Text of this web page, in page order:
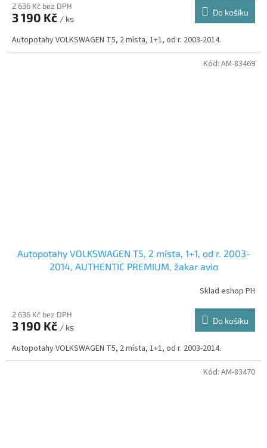
2 636 Kč bez DPH
3 190 Kč / ks
Do košíku
Autopotahy VOLKSWAGEN T5, 2 místa, 1+1, od r. 2003-2014.
Autopotahy VOLKSWAGEN T5, 2 místa, 1+1, od r. 2003-
2014, AUTHENTIC PREMIUM, žakar avio
Sklad eshop PH
2 636 Kč bez DPH
3 190 Kč / ks
Do košíku
Autopotahy VOLKSWAGEN T5, 2 místa, 1+1, od r. 2003-2014.
Kód: AM-83469
Kód: AM-83470